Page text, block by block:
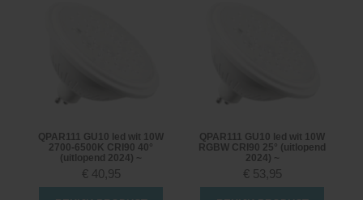
QPAR111 GU10 led wit 10W
2700-6500K CRI90 40°
(uitlopend 2024) ~
€ 40,95
QPAR111 GU10 led wit 10W
RGBW CRI90 25° (uitlopend
2024) ~
€ 53,95